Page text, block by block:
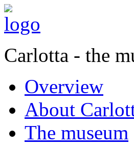
Carlotta - the
Overview
About
The museum